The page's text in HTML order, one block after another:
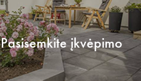
Pasisemkite įkvėpimo